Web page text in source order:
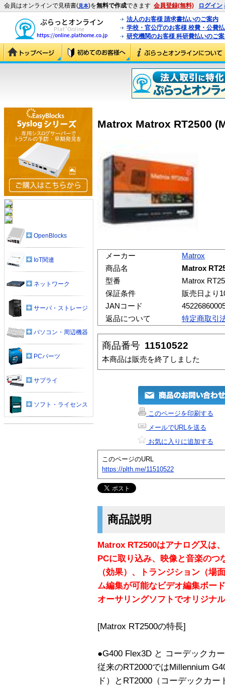
会員はオンラインで見積書(見本)を無料で作成できます 会員登録(無料) ログイン
法人のお客様 請求書払いのご案内
学校・官公庁のお客様 校費・公費
研究機関のお客様 科研費払いのご
Matrox Matrox RT2500
メーカー
Matrox
商品名
Matrox
型番
Matrox
保証条件
販売日より
JANコード
返品について
特定商取引
商品番号 11510522
本商品は販売を終了しました
このページを印刷する
メールでURLを送る
お気に入りに追加する
このページのURL
https://plth.me/11510522
商品説明
Matrox RT2500はアナログ又は
PCに取り込み、映像と音楽のつ
（効果）、トランジション（場
ム編集が可能なビデオ編集ボー
オーサリングソフトでオリジナ
[Matrox RT2500の特長]
●G400 Flex3D と コーデックカ
従来のRT2000ではMillennium
ド）とRT2000（コーデックカ
OpenBlocks
IoT関連
ネットワーク
サーバ・ストレージ
パソコン・周辺機器
PCパーツ
サプライ
ソフト・ライセンス